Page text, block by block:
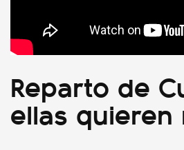
Reparto de
ellas quieren